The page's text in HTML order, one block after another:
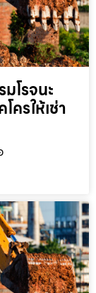
โรจนะ
ครให้เช่า